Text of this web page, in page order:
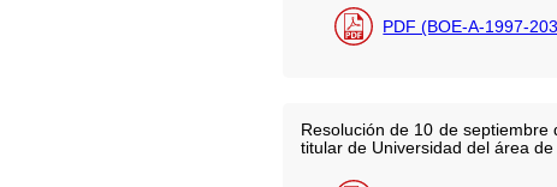
PDF (BOE-A-1997-
Resolución de 10 de
titular de Universidad del área